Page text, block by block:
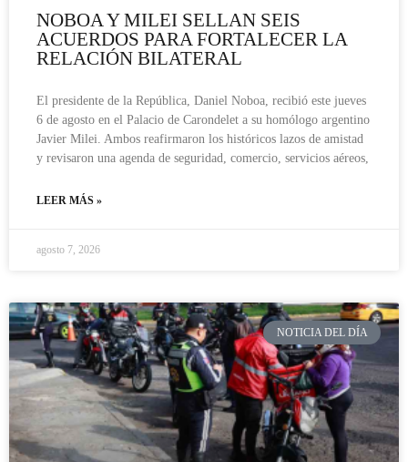
NOBOA Y MILEI SELLAN SEIS
ACUERDOS PARA FORTALECER LA
RELACIÓN BILATERAL
El presidente de la República, Daniel Noboa, recibió este jueves
6 de agosto en el Palacio de Carondelet a su homólogo argentino
Javier Milei. Ambos reafirmaron los históricos lazos de amistad
y revisaron una agenda de seguridad, comercio, servicios aéreos,
LEER MÁS »
agosto 7, 2026
NOTICIA DEL DÍA